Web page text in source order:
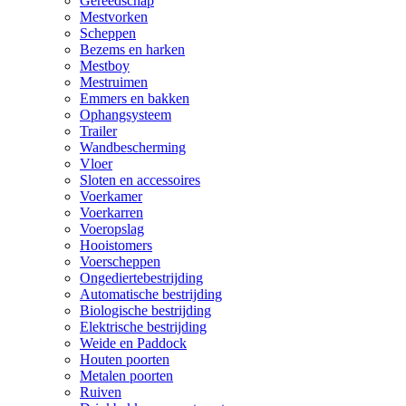
Mestvorken
Scheppen
Bezems en harken
Mestboy
Mestruimen
Emmers en bakken
Ophangsysteem
Trailer
Wandbescherming
Vloer
Sloten en accessoires
Voerkamer
Voerkarren
Voeropslag
Hooistomers
Voerscheppen
Ongediertebestrijding
Automatische bestrijding
Biologische bestrijding
Elektrische bestrijding
Weide en Paddock
Houten poorten
Metalen poorten
Ruiven